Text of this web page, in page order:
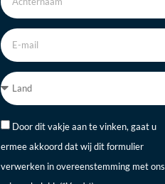
Door dit vakje aan te vinken, gaat u
ermee akkoord dat wij dit formulier
verwerken in overeenstemming met ons